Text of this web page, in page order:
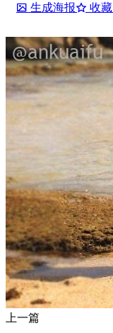
生成海报
收藏
上一篇